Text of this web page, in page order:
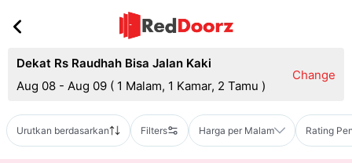
Dekat Rs Raudhah Bisa Jalan Kaki
Aug 08 - Aug 09 ( 1 Malam, 1 Kamar, 2 Tamu )
Change
Urutkan berdasarkan Filters Harga per Malam Rating